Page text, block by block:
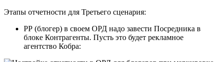
Этапы отчетности для Третьего сценария:
РР (блогер) в своем ОРД надо завести Посредника в
блоке Контрагенты. Пусть это будет рекламное
агентство Кобра: